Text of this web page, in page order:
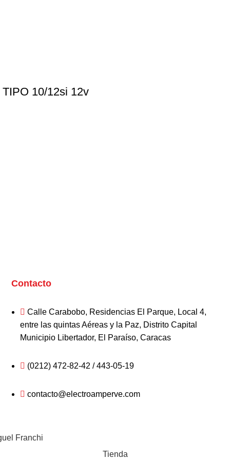
10/12si 12v
Contacto
Calle Carabobo, Residencias El Parque, Local 4,
entre las quintas Aéreas y la Paz, Distrito Capital
Municipio Libertador, El Paraíso, Caracas
(0212) 472-82-42 / 443-05-19
contacto@electroamperve.com
Franchi
Tienda